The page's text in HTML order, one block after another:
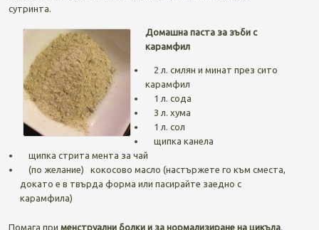
сутринта.
Домашна паста за зъби с
карамфил
2 л. смлян и минат през сито
карамфил
1 л. сода
3 л. хума
1 л. сол
щипка канела
щипка стрита мента за чай
(по желание) кокосово масло (настържете го към сместа,
докато е в твърда форма или пасирайте заедно с
карамфила)
Помага при менструални болки и за нормализиране на цикъла.